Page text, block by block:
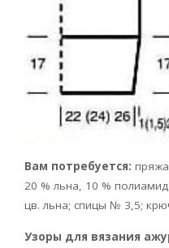
Вам потребуется:
20 % льна, 10 %
цв. льна; спицы № 3,5;
Узоры для вязания